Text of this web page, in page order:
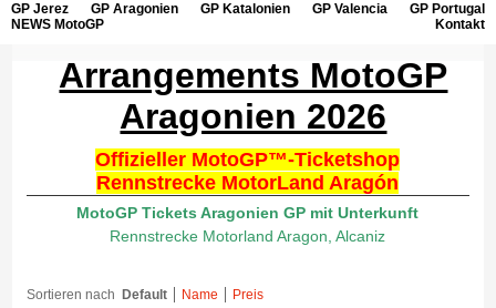
GP Jerez GP Aragonien GP Katalonien GP Valencia
GP Portugal
NEWS MotoGP
Kontakt
Arrangements MotoGP
Aragonien 2026
Offizieller MotoGP™-Ticketshop
Rennstrecke MotorLand Aragón
MotoGP Tickets Aragonien GP mit Unterkunft
Rennstrecke Motorland Aragon, Alcaniz
Sortieren nach Default Name Preis